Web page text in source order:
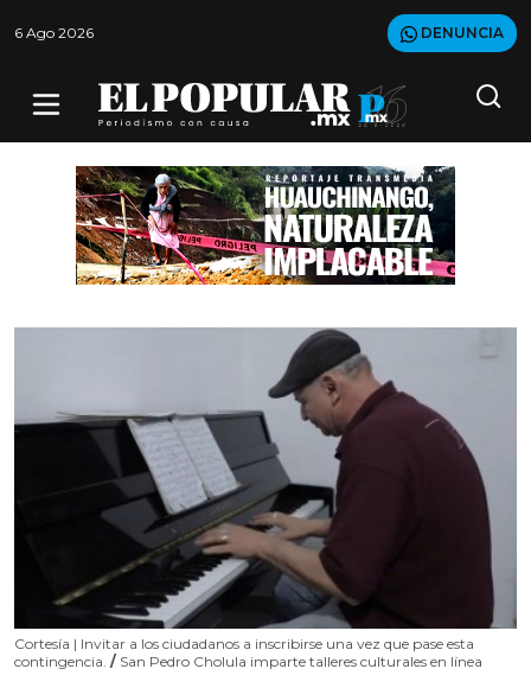
6 Ago 2026 DENUNCIA
Cortesía | Invitar a los ciudadanos a inscribirse una vez que pase esta
contingencia. / San Pedro Cholula imparte talleres culturales en línea